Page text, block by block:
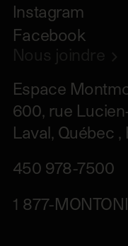
Instagram
Facebook
Espace
600, rue
Laval, Québec ,
450 978-7500
1 877-MONTONI